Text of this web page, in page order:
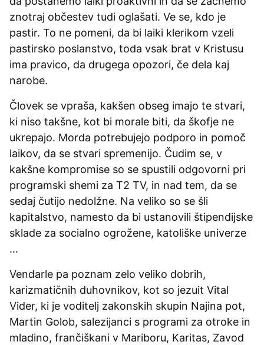
znotraj občestev tudi oglašati. Ve se, kdo je
pastir. To ne pomeni, da bi laiki klerikom vzeli
pastirsko poslanstvo, toda vsak brat v Kristusu
ima pravico, da drugega opozori, če dela kaj
narobe.
Človek se vpraša, kakšen obseg imajo te stvari,
ki niso takšne, kot bi morale biti, da škofje ne
ukrepajo. Morda potrebujejo podporo in pomoč
laikov, da se stvari spremenijo. Čudim se, v
kakšne kompromise so se spustili odgovorni pri
programski shemi za T2 TV, in nad tem, da se
sedaj čutijo nedolžne. Na veliko so se šli
kapitalstvo, namesto da bi ustanovili štipendijske
sklade za socialno ogrožene, katoliške univerze
…
Vendarle pa poznam zelo veliko dobrih,
karizmatičnih duhovnikov, kot so jezuit Vital
Vider, ki je voditelj zakonskih skupin Najina pot,
Martin Golob, salezijanci s programi za otroke in
mladino, frančiškani v Mariboru, Karitas, Zavod